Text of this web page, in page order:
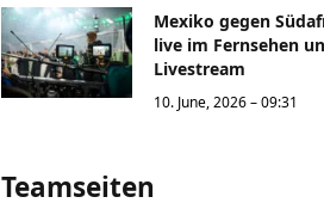
Mexiko gegen
live im Fernsehen
Livestream
10. June, 2026 – 09:31
Teamseiten